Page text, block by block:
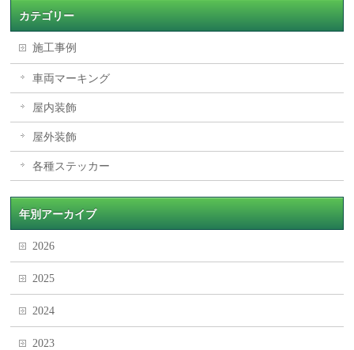
カテゴリー
施工事例
車両マーキング
屋内装飾
屋外装飾
各種ステッカー
年別アーカイブ
2026
2025
2024
2023